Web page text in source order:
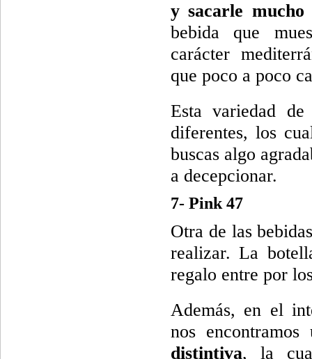
y sacarle mucho
bebida que
carácter
que poco a poco
Esta variedad
diferentes, los
buscas algo
a decepcionar.
7- Pink 47
Otra de las
realizar. La
regalo entre por
Además, en el
nos
distintiva, la